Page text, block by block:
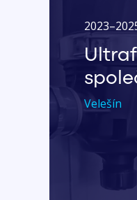
Velešín